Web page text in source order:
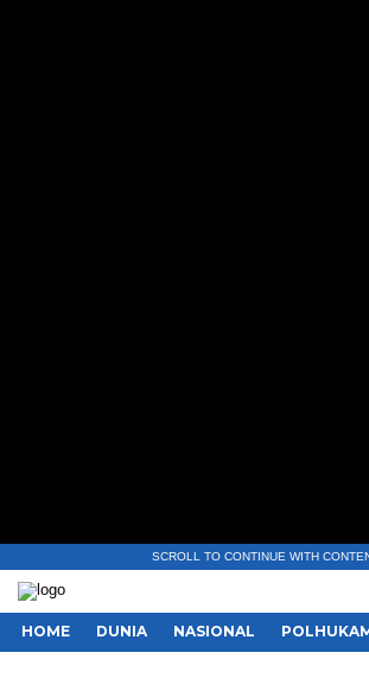
SCROLL TO CONTINUE WITH
HOME DUNIA NASIONAL